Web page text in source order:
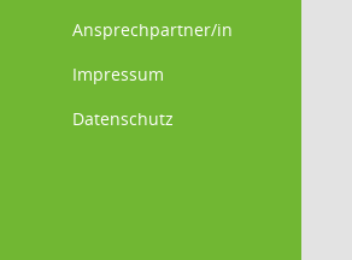
Ansprechpartner/in
Impressum
Datenschutz